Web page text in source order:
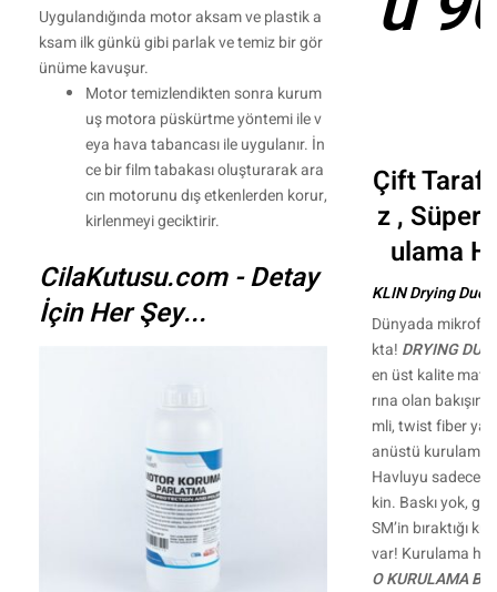
Uygulandığında motor aksam ve plastik a
ksam ilk günkü gibi parlak ve temiz bir gör
ünüme kavuşur.
Motor temizlendikten sonra kurum
uş motora püskürtme yöntemi ile v
eya hava tabancası ile uygulanır. İn
ce bir film tabakası oluşturarak ara
cın motorunu dış etkenlerden korur,
kirlenmeyi geciktirir.
CilaKutusu.com - Detay
İçin Her Şey...
Çift
z , Süper
ulama
KLIN Drying Duo
Dünyada
kta! DRYING DUO
en üst kalite
rına olan
mli, twist fiber
anüstü kurulama
Havluyu sadece
kin. Baskı yok,
SM’in bıraktığı
var! Kurulama
OKURULAMA